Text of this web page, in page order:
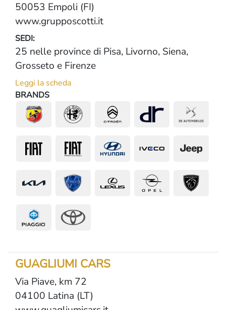
50053 Empoli (FI)
www.grupposcotti.it
SEDI:
25 nelle province di Pisa, Livorno, Siena,
Grosseto e Firenze
Leggi la scheda
BRANDS
GUAGLIUMI CARS
Via Piave, km 72
04100 Latina (LT)